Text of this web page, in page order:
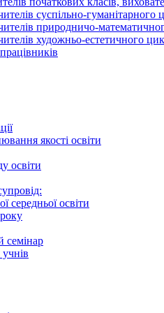
суспільно-гуманітарного
природничо-
художньо-естетичного
якості освіти
освіти
середньої освіти
семінар